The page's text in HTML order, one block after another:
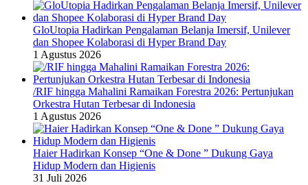
GloUtopia Hadirkan Pengalaman Belanja Imersif, Unilever
dan Shopee Kolaborasi di Hyper Brand Day
1 Agustus 2026
/RIF hingga Mahalini Ramaikan Forestra 2026: Pertunjukan
Orkestra Hutan Terbesar di Indonesia
1 Agustus 2026
Haier Hadirkan Konsep “One & Done ” Dukung Gaya
Hidup Modern dan Higienis
31 Juli 2026